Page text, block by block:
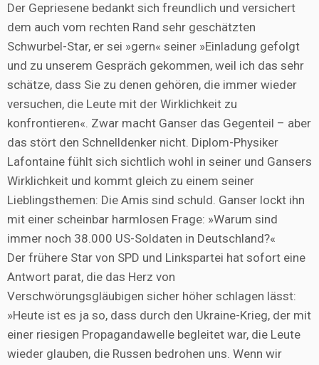
Der Gepriesene bedankt sich freundlich und versichert
dem auch vom rechten Rand sehr geschätzten
Schwurbel-Star, er sei »gern« seiner »Einladung gefolgt
und zu unserem Gespräch gekommen, weil ich das sehr
schätze, dass Sie zu denen gehören, die immer wieder
versuchen, die Leute mit der Wirklichkeit zu
konfrontieren«. Zwar macht Ganser das Gegenteil – aber
das stört den Schnelldenker nicht. Diplom-Physiker
Lafontaine fühlt sich sichtlich wohl in seiner und Gansers
Wirklichkeit und kommt gleich zu einem seiner
Lieblingsthemen: Die Amis sind schuld. Ganser lockt ihn
mit einer scheinbar harmlosen Frage: »Warum sind
immer noch 38.000 US-Soldaten in Deutschland?«
Der frühere Star von SPD und Linkspartei hat sofort eine
Antwort parat, die das Herz von
Verschwörungsgläubigen sicher höher schlagen lässt:
»Heute ist es ja so, dass durch den Ukraine-Krieg, der mit
einer riesigen Propagandawelle begleitet war, die Leute
wieder glauben, die Russen bedrohen uns. Wenn wir